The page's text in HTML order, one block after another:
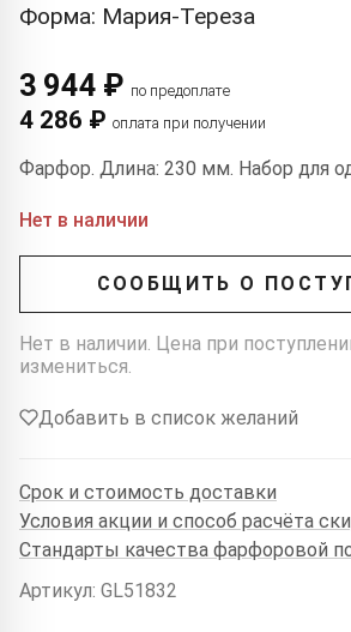
Форма: Мария-Тереза
3 944 ₽ по предоплате
4 286 ₽ оплата при получении
Фарфор. Длина: 230 мм. Набор для
Нет в наличии
СООБЩИТЬ О
Нет в наличии. Цена при
измениться.
Добавить в список желаний
Срок и стоимость доставки
Условия акции и способ расчёта
Стандарты качества фарфоровой
Артикул: GL51832